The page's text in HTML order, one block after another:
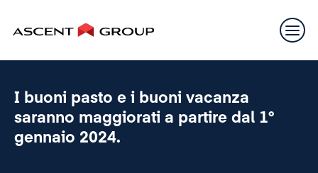
I buoni pasto e i buoni vacanza
saranno maggiorati a partire dal 1°
gennaio 2024.